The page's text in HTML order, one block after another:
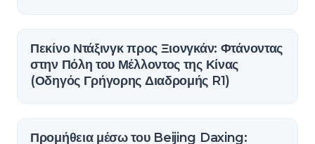
Πεκίνο Ντάξινγκ προς Ξιονγκάν: Φτάνοντας
στην Πόλη του Μέλλοντος της Κίνας
(Οδηγός Γρήγορης Διαδρομής R1)
Προμήθεια μέσω του Beijing Daxing: